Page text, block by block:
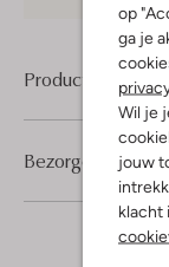
op
ga je
Wil je
jouw
klacht
Product
Bezorgen &